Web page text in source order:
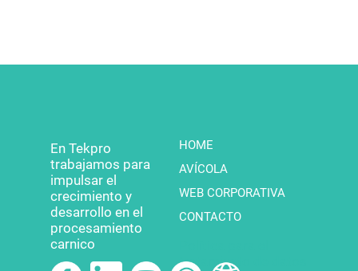
En Tekpro
trabajamos para
impulsar el
crecimiento y
desarrollo en el
procesamiento
carnico
HOME
AVÍCOLA
WEB CORPORATIVA
CONTACTO
tratamiento de datos